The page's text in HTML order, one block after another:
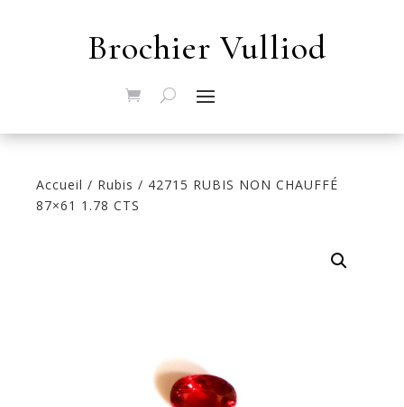
Brochier Vulliod
Accueil / Rubis / 42715 RUBIS NON CHAUFFÉ
87×61 1.78 CTS